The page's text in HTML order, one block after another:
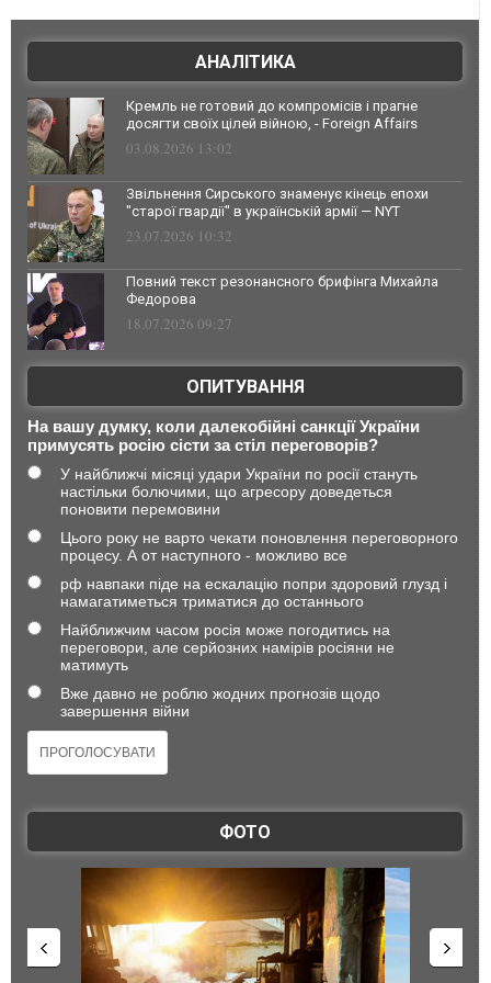
АНАЛІТИКА
Кремль не готовий до компромісів і прагне
досягти своїх цілей війною, - Foreign Affairs
03.08.2026 13:02
Звільнення Сирського знаменує кінець епохи
"старої гвардії" в українській армії — NYT
23.07.2026 10:32
Повний текст резонансного брифінга Михайла
Федорова
18.07.2026 09:27
ОПИТУВАННЯ
На вашу думку, коли далекобійні санкції України
примусять росію сісти за стіл переговорів?
У найближчі місяці удари України по росії стануть
настільки болючими, що агресору доведеться
поновити перемовини
Цього року не варто чекати поновлення переговорного
процесу. А от наступного - можливо все
рф навпаки піде на ескалацію попри здоровий глузд і
намагатиметься триматися до останнього
Найближчим часом росія може погодитись на
переговори, але серйозних намірів росіяни не
матимуть
Вже давно не роблю жодних прогнозів щодо
завершення війни
ФОТО